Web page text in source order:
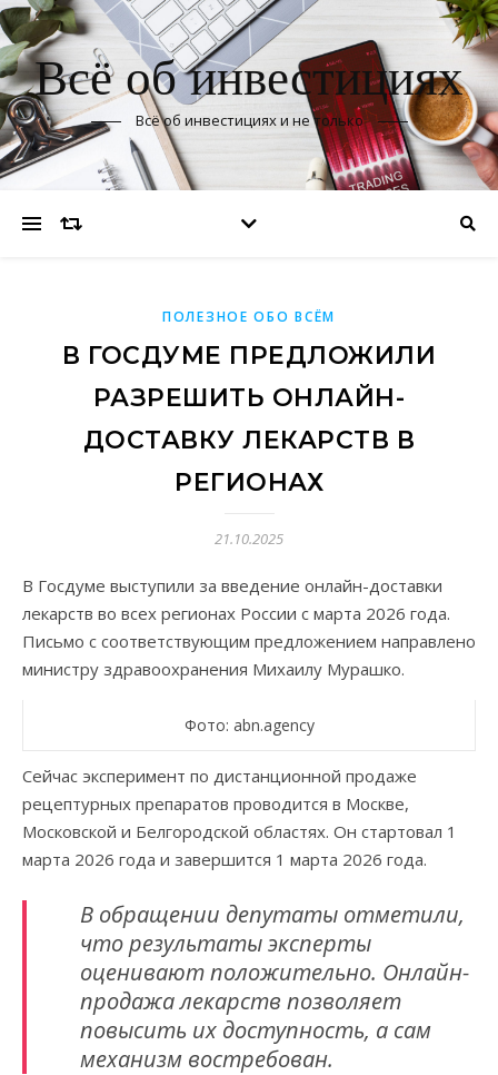
Всё об инвестициях
Всё об инвестициях и не только
ПОЛЕЗНОЕ ОБО ВСЁМ
В ГОСДУМЕ ПРЕДЛОЖИЛИ
РАЗРЕШИТЬ ОНЛАЙН-
ДОСТАВКУ ЛЕКАРСТВ В
РЕГИОНАХ
21.10.2025
В Госдуме выступили за введение онлайн-доставки
лекарств во всех регионах России с марта 2026 года.
Письмо с соответствующим предложением направлено
министру здравоохранения Михаилу Мурашко.
Фото: abn.agency
Сейчас эксперимент по дистанционной продаже
рецептурных препаратов проводится в Москве,
Московской и Белгородской областях. Он стартовал 1
марта 2026 года и завершится 1 марта 2026 года.
В обращении депутаты отметили,
что результаты эксперты
оценивают положительно. Онлайн-
продажа лекарств позволяет
повысить их доступность, а сам
механизм востребован.